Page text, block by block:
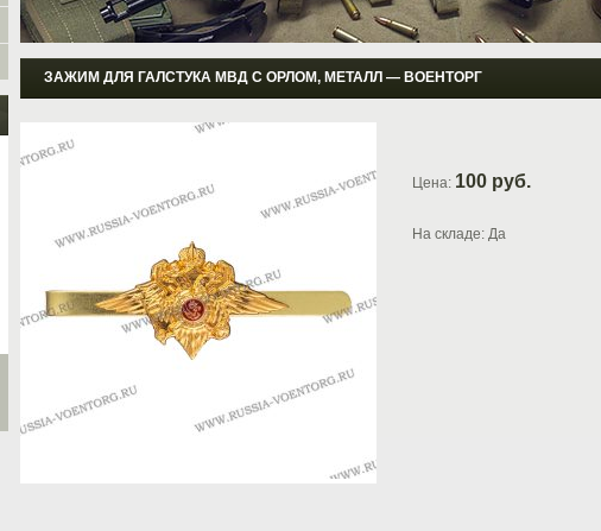
ЗАЖИМ ДЛЯ ГАЛСТУКА МВД С ОРЛОМ, МЕТАЛЛ ― ВОЕНТОРГ
Цена: 100 руб.
На складе: Да